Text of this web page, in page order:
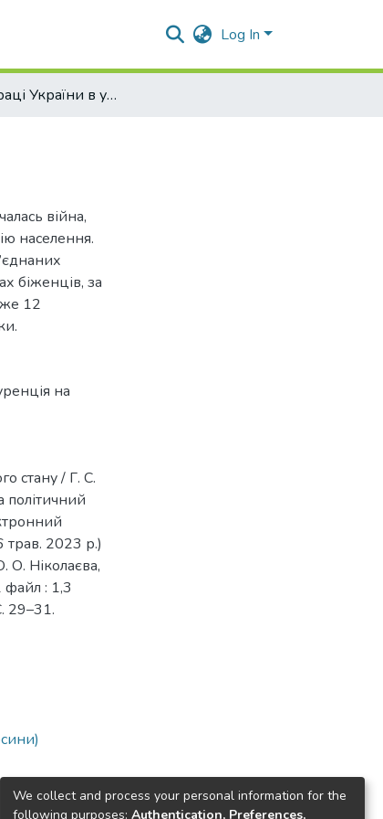
Log In
Ринок праці України в умовах воєнного стану
війна,
населення.
біженців, за
12
на
стану / Г. С.
політичний
трав. 2023 р.)
О. Ніколаєва,
файл : 1,3
29–31.
We collect and process your personal information for the
following purposes: Authentication, Preferences,